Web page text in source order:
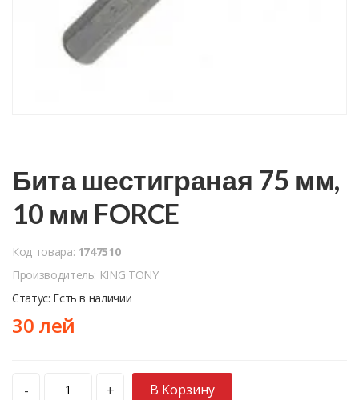
Бита шестиграная 75 мм,
10 мм FORCE
Код товара: 1747510
Производитель: KING TONY
Статус: Есть в наличии
30 лей
- + В Корзину